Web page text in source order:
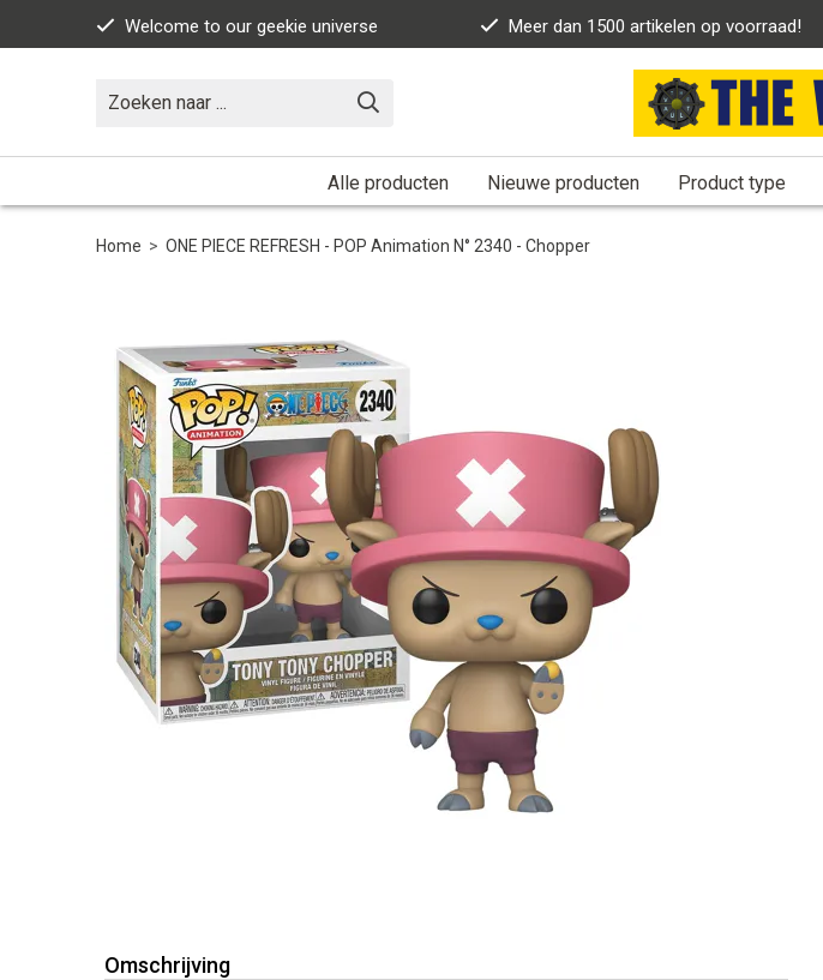
Welcome to our geekie universe Meer dan 1500 artikelen op voorraad!
Alle producten Nieuwe producten Product type
Home > ONE PIECE REFRESH - POP Animation N° 2340 - Chopper
Omschrijving